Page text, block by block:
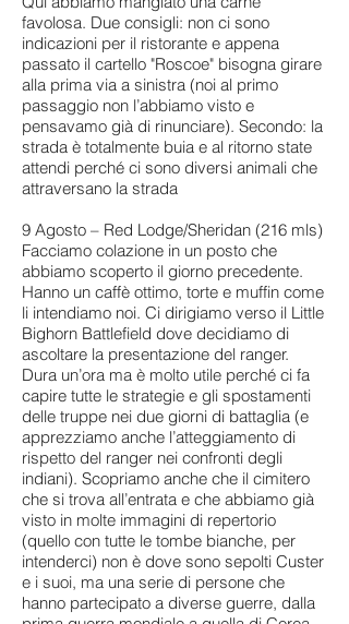
favolosa. Due consigli: non ci sono
indicazioni per il ristorante e appena
passato il cartello "Roscoe" bisogna girare
alla prima via a sinistra (noi al primo
passaggio non l’abbiamo visto e
pensavamo già di rinunciare). Secondo: la
strada è totalmente buia e al ritorno state
attendi perché ci sono diversi animali che
attraversano la strada
9 Agosto – Red Lodge/Sheridan (216 mls)
Facciamo colazione in un posto che
abbiamo scoperto il giorno precedente.
Hanno un caffè ottimo, torte e muffin come
li intendiamo noi. Ci dirigiamo verso il Little
Bighorn Battlefield dove decidiamo di
ascoltare la presentazione del ranger.
Dura un’ora ma è molto utile perché ci fa
capire tutte le strategie e gli spostamenti
delle truppe nei due giorni di battaglia (e
apprezziamo anche l’atteggiamento di
rispetto del ranger nei confronti degli
indiani). Scopriamo anche che il cimitero
che si trova all’entrata e che abbiamo già
visto in molte immagini di repertorio
(quello con tutte le tombe bianche, per
intenderci) non è dove sono sepolti Custer
e i suoi, ma una serie di persone che
hanno partecipato a diverse guerre, dalla